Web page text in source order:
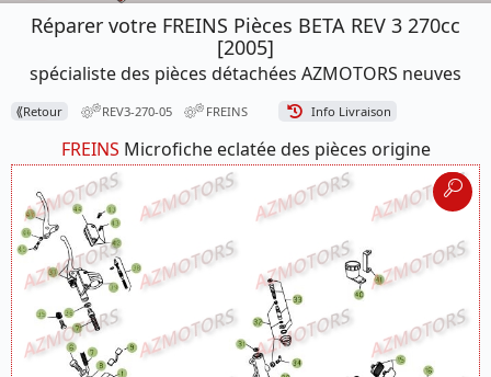
Réparer votre FREINS Pièces BETA REV 3 270cc
[2005]
spécialiste des pièces détachées AZMOTORS neuves
⟪Retour REV3-270-05 FREINS Info Livraison
FREINS Microfiche eclatée des pièces origine